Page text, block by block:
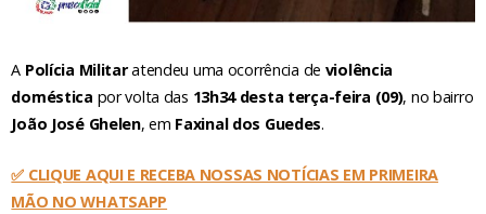
A Polícia Militaratendeu uma ocorrência de violência
doméstica por volta das 13h34 desta terça-feira (09), no bairro
João José Ghelen, em Faxinal dos Guedes.
✅ CLIQUE AQUI E RECEBA NOSSAS NOTÍCIAS EM PRIMEIRA
MÃO NO WHATSAPP